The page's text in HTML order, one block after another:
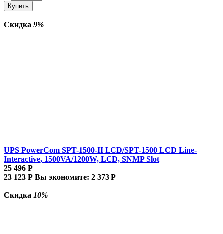
Купить
Скидка 9%
UPS PowerCom SPT-1500-II LCD/SPT-1500 LCD Line-
Interactive, 1500VA/1200W, LCD, SNMP Slot
25 496 Р
23 123 Р Вы экономите: 2 373 Р
Скидка 10%